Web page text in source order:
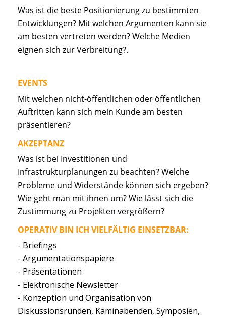
Was ist die beste Positionierung zu bestimmten
Entwicklungen? Mit welchen Argumenten kann sie
am besten vertreten werden? Welche Medien
eignen sich zur Verbreitung?.
EVENTS
Mit welchen nicht-öffentlichen oder öffentlichen
Auftritten kann sich mein Kunde am besten
präsentieren?
AKZEPTANZ
Was ist bei Investitionen und
Infrastrukturplanungen zu beachten? Welche
Probleme und Widerstände können sich ergeben?
Wie geht man mit ihnen um? Wie lässt sich die
Zustimmung zu Projekten vergrößern?
OPERATIV BIN ICH VIELFÄLTIG EINSETZBAR:
- Briefings
- Argumentationspapiere
- Präsentationen
- Elektronische Newsletter
- Konzeption und Organisation von
Diskussionsrunden, Kaminabenden, Symposien,